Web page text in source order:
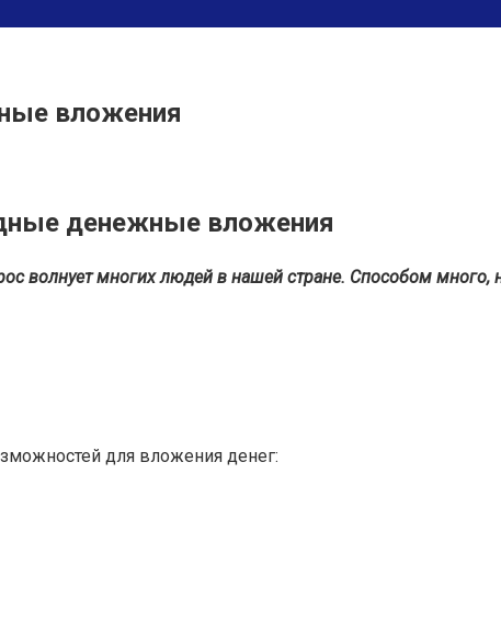
вложения
денежные вложения
волнует многих людей в нашей стране. Способом
для вложения денег: